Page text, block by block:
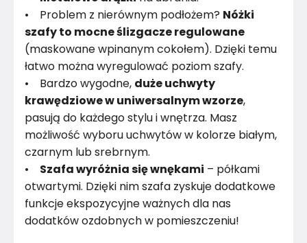
• Problem z nierównym podłożem? Nóżki
szafy to mocne ślizgacze regulowane
(maskowane wpinanym cokołem). Dzięki temu
łatwo można wyregulować poziom szafy.
• Bardzo wygodne, duże uchwyty
krawędziowe w uniwersalnym wzorze,
pasują do każdego stylu i wnętrza. Masz
możliwość wyboru uchwytów w kolorze białym,
czarnym lub srebrnym.
• Szafa wyróżnia się wnękami – półkami
otwartymi. Dzięki nim szafa zyskuje dodatkowe
funkcje ekspozycyjne ważnych dla nas
dodatków ozdobnych w pomieszczeniu!